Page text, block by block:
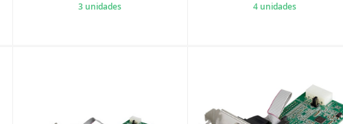
3 unidades 4 unidades